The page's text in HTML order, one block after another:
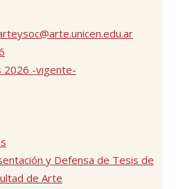
2026 -vigente-
y Defensa de Tesis de
de Arte